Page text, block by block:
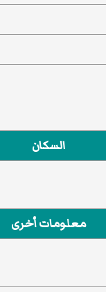
السكان
معلومات أخرى